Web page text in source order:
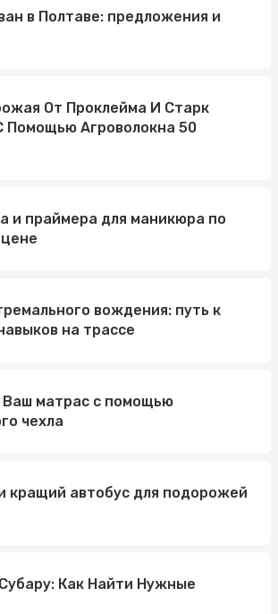
в Полтаве: предложения и
От Проклейма И Старк
Помощью Агроволокна 50
и праймера для маникюра по
вождения: путь к
на трассе
матрас с помощью
чехла
кращий автобус для подорожей
Как Найти Нужные